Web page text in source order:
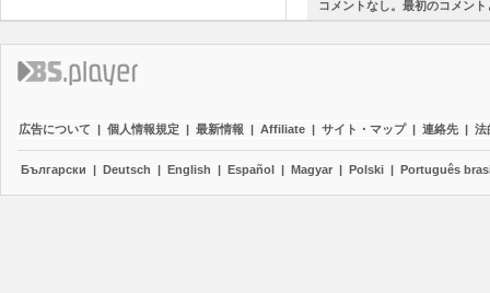
コメントなし。最初のコメン
広告について | 個人情報規定 | 最新情報 | Affiliate | サイト・マップ | 連絡先 | 法
Български | Deutsch | English | Español | Magyar | Polski | Português